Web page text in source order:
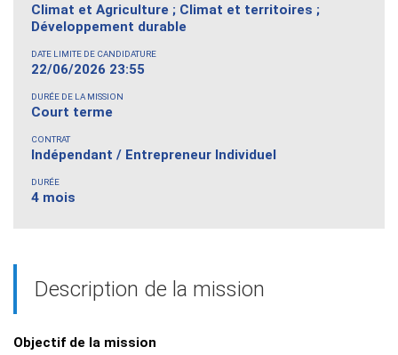
Climat et Agriculture ; Climat et territoires ;
Développement durable
DATE LIMITE DE CANDIDATURE
22/06/2026 23:55
DURÉE DE LA MISSION
Court terme
CONTRAT
Indépendant / Entrepreneur Individuel
DURÉE
4 mois
Description de la mission
Objectif de la mission